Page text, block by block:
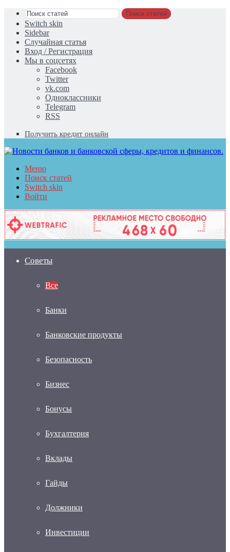
Поиск статей
Switch skin
Sidebar
Случайная статья
Вход / Регистрация
Мы в соцсетях
Facebook
Twitter
vk.com
Одноклассники
Telegram
RSS
Получить кредит онлайн
Меню
Поиск статей
Switch skin
Войти
Советы
Все
Банки
Банковские продукты
Безопасность
Бизнес
Бонусы
Бухгалтерия
Вклады
Гайды
Должники
Инвестиции